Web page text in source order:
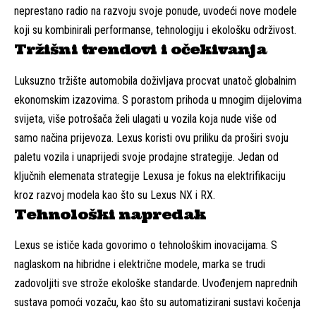
neprestano radio na razvoju svoje ponude, uvodeći nove modele
koji su kombinirali performanse, tehnologiju i ekološku održivost.
Tržišni trendovi i očekivanja
Luksuzno tržište automobila doživljava procvat unatoč globalnim
ekonomskim izazovima. S porastom prihoda u mnogim dijelovima
svijeta, više potrošača želi ulagati u vozila koja nude više od
samo načina prijevoza. Lexus koristi ovu priliku da proširi svoju
paletu vozila i unaprijedi svoje prodajne strategije. Jedan od
ključnih elemenata strategije Lexusa je fokus na elektrifikaciju
kroz razvoj modela kao što su Lexus NX i RX.
Tehnološki napredak
Lexus se ističe kada govorimo o tehnološkim inovacijama. S
naglaskom na hibridne i električne modele, marka se trudi
zadovoljiti sve strože ekološke standarde. Uvođenjem naprednih
sustava pomoći vozaču, kao što su automatizirani sustavi kočenja